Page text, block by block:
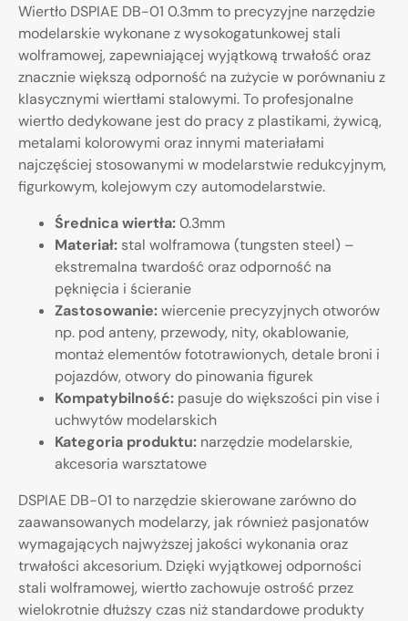
Wiertło DSPIAE DB-01 0.3mm to precyzyjne narzędzie
modelarskie wykonane z wysokogatunkowej stali
wolframowej, zapewniającej wyjątkową trwałość oraz
znacznie większą odporność na zużycie w porównaniu z
klasycznymi wiertłami stalowymi. To profesjonalne
wiertło dedykowane jest do pracy z plastikami, żywicą,
metalami kolorowymi oraz innymi materiałami
najczęściej stosowanymi w modelarstwie redukcyjnym,
figurkowym, kolejowym czy automodelarstwie.
Średnica wiertła:0.3mm
Materiał: stal wolframowa (tungsten steel) –
ekstremalna twardość oraz odporność na
pęknięcia i ścieranie
Zastosowanie:wiercenie precyzyjnych otworów
np. pod anteny, przewody, nity, okablowanie,
montaż elementów fototrawionych, detale broni i
pojazdów, otwory do pinowania figurek
Kompatybilność: pasuje do większości pin vise i
uchwytów modelarskich
Kategoria produktu: narzędzie modelarskie,
akcesoria warsztatowe
DSPIAE DB-01 to narzędzie skierowane zarówno do
zaawansowanych modelarzy, jak również pasjonatów
wymagających najwyższej jakości wykonania oraz
trwałości akcesorium. Dzięki wyjątkowej odporności
stali wolframowej, wiertło zachowuje ostrość przez
wielokrotnie dłuższy czas niż standardowe produkty